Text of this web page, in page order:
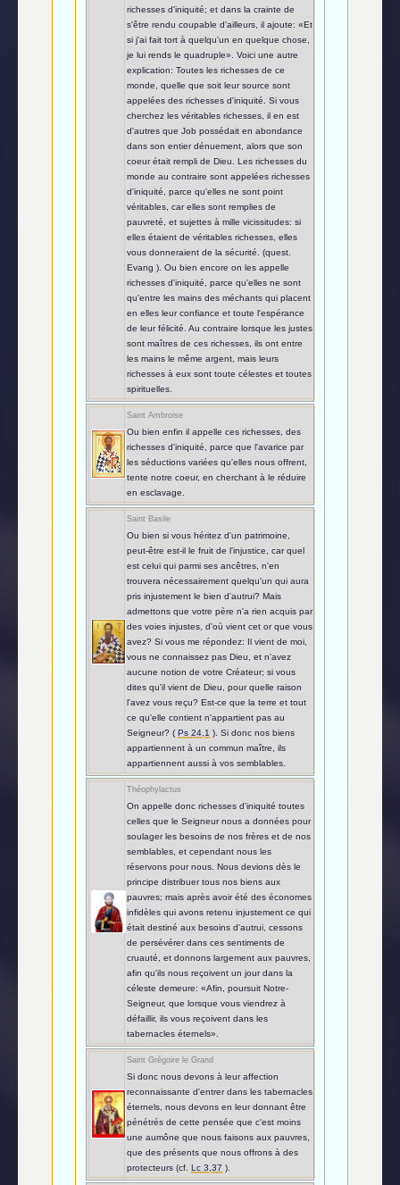
richesses d'iniquité; et dans la crainte de
s'être rendu coupable d'ailleurs, il ajoute: «Et
si j'ai fait tort à quelqu'un en quelque chose,
je lui rends le quadruple». Voici une autre
explication: Toutes les richesses de ce
monde, quelle que soit leur source sont
appelées des richesses d'iniquité. Si vous
cherchez les véritables richesses, il en est
d'autres que Job possédait en abondance
dans son entier dénuement, alors que son
coeur était rempli de Dieu. Les richesses du
monde au contraire sont appelées richesses
d'iniquité, parce qu'elles ne sont point
véritables, car elles sont remplies de
pauvreté, et sujettes à mille vicissitudes: si
elles étaient de véritables richesses, elles
vous donneraient de la sécurité. (quest.
Evang ). Ou bien encore on les appelle
richesses d'iniquité, parce qu'elles ne sont
qu'entre les mains des méchants qui placent
en elles leur confiance et toute l'espérance
de leur félicité. Au contraire lorsque les justes
sont maîtres de ces richesses, ils ont entre
les mains le même argent, mais leurs
richesses à eux sont toute célestes et toutes
spirituelles.
Saint Ambroise
Ou bien enfin il appelle ces richesses, des
richesses d'iniquité, parce que l'avarice par
les séductions variées qu'elles nous offrent,
tente notre coeur, en cherchant à le réduire
en esclavage.
Saint Basile
Ou bien si vous héritez d'un patrimoine,
peut-être est-il le fruit de l'injustice, car quel
est celui qui parmi ses ancêtres, n'en
trouvera nécessairement quelqu'un qui aura
pris injustement le bien d'autrui? Mais
admettons que votre père n'a rien acquis par
des voies injustes, d'où vient cet or que vous
avez? Si vous me répondez: Il vient de moi,
vous ne connaissez pas Dieu, et n'avez
aucune notion de votre Créateur; si vous
dites qu'il vient de Dieu, pour quelle raison
l'avez vous reçu? Est-ce que la terre et tout
ce qu'elle contient n'appartient pas au
Seigneur? ( Ps 24,1 ). Si donc nos biens
appartiennent à un commun maître, ils
appartiennent aussi à vos semblables.
Théophylactus
On appelle donc richesses d'iniquité toutes
celles que le Seigneur nous a données pour
soulager les besoins de nos frères et de nos
semblables, et cependant nous les
réservons pour nous. Nous devions dès le
principe distribuer tous nos biens aux
pauvres; mais après avoir été des économes
infidèles qui avons retenu injustement ce qui
était destiné aux besoins d'autrui, cessons
de persévérer dans ces sentiments de
cruauté, et donnons largement aux pauvres,
afin qu'ils nous reçoivent un jour dans la
céleste demeure: «Afin, poursuit Notre-
Seigneur, que lorsque vous viendrez à
défaillir, ils vous reçoivent dans les
tabernacles éternels».
Saint Grégoire le Grand
Si donc nous devons à leur affection
reconnaissante d'entrer dans les tabernacles
éternels, nous devons en leur donnant être
pénétrés de cette pensée que c'est moins
une aumône que nous faisons aux pauvres,
que des présents que nous offrons à des
protecteurs (cf. Lc 3,37 ).